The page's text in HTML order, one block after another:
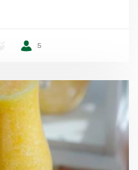
5